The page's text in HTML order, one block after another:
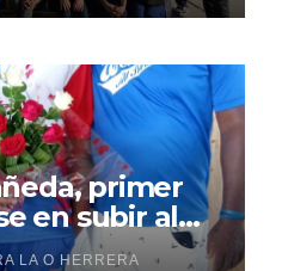
primer
en subir al
LA O HERRERA